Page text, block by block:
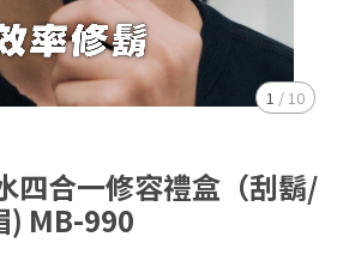
1 / 10
四合一修容禮盒（刮鬍/
) MB-990